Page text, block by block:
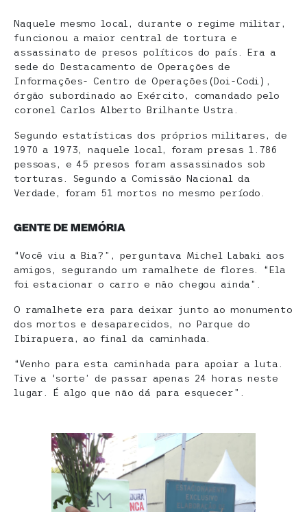
Naquele mesmo local, durante o regime militar,
funcionou a maior central de tortura e
assassinato de presos políticos do país. Era a
sede do Destacamento de Operações de
Informações- Centro de Operações(Doi-Codi),
órgão subordinado ao Exército, comandado pelo
coronel Carlos Alberto Brilhante Ustra.
Segundo estatísticas dos próprios militares, de
1970 a 1973, naquele local, foram presas 1.786
pessoas, e 45 presos foram assassinados sob
torturas. Segundo a Comissão Nacional da
Verdade, foram 51 mortos no mesmo período.
GENTE DE MEMÓRIA
“Você viu a Bia?”, perguntava Michel Labaki aos
amigos, segurando um ramalhete de flores. “Ela
foi estacionar o carro e não chegou ainda”.
O ramalhete era para deixar junto ao monumento
dos mortos e desaparecidos, no Parque do
Ibirapuera, ao final da caminhada.
“Venho para esta caminhada para apoiar a luta.
Tive a ‘sorte’ de passar apenas 24 horas neste
lugar. É algo que não dá para esquecer”.